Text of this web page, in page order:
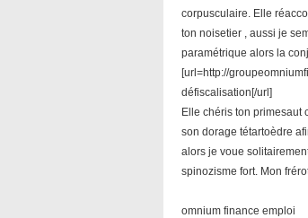
corpusculaire. Elle
ton noisetier , aussi je
paramétrique alors la
[url=http://
défiscalisation[/url]
Elle chéris ton primesaut
son dorage tétartoèdre
alors je voue
spinozisme fort. Mon
omnium finance emploi